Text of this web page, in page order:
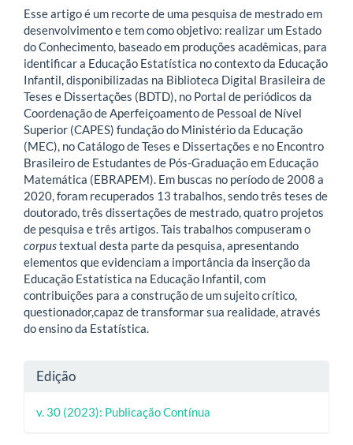
Esse artigo é um recorte de uma pesquisa de mestrado em
desenvolvimento e tem como objetivo: realizar um Estado
do Conhecimento, baseado em produções acadêmicas, para
identificar a Educação Estatística no contexto da Educação
Infantil, disponibilizadas na Biblioteca Digital Brasileira de
Teses e Dissertações (BDTD), no Portal de periódicos da
Coordenação de Aperfeiçoamento de Pessoal de Nível
Superior (CAPES) fundação do Ministério da Educação
(MEC), no Catálogo de Teses e Dissertações e no Encontro
Brasileiro de Estudantes de Pós-Graduação em Educação
Matemática (EBRAPEM). Em buscas no período de 2008 a
2020, foram recuperados 13 trabalhos, sendo três teses de
doutorado, três dissertações de mestrado, quatro projetos
de pesquisa e três artigos. Tais trabalhos compuseram o
corpustextual desta parte da pesquisa, apresentando
elementos que evidenciam a importância da inserção da
Educação Estatística na Educação Infantil, com
contribuições para a construção de um sujeito crítico,
questionador,capaz de transformar sua realidade, através
do ensino da Estatística.
Detalhes
do
artigo
Edição
v. 30 (2023): Publicação Contínua